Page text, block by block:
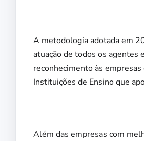
A metodologia adotada em
atuação de todos os agentes
reconhecimento às
Instituições de Ensino que
Além das empresas com